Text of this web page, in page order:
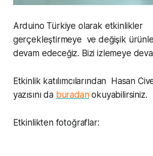
Arduino Türkiye olarak etkinlikler
gerçekleştirmeye ve değişik
devam edeceğiz. Bizi izlemeye
Etkinlik katılımcılarından Hasan
yazısını da buradanokuyabilirsiniz.
Etkinlikten fotoğraflar: